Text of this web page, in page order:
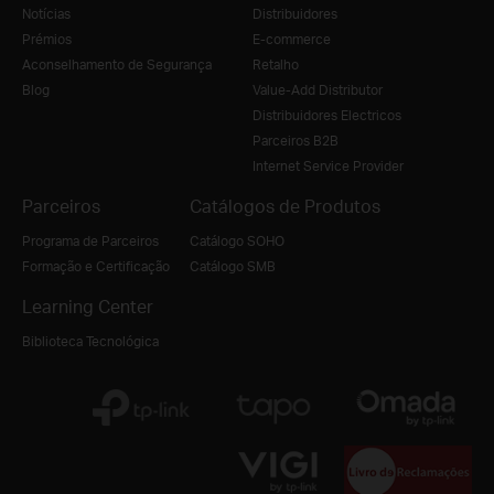
Notícias
Prémios
Aconselhamento de Segurança
Blog
Distribuidores
E-commerce
Retalho
Value-Add Distributor
Distribuidores Electricos
Parceiros B2B
Internet Service Provider
Parceiros
Programa de Parceiros
Formação e Certificação
Catálogos de Produtos
Catálogo SOHO
Catálogo SMB
Learning Center
Biblioteca Tecnológica